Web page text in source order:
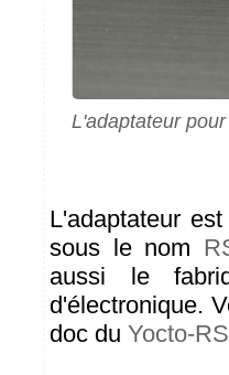
L'adaptateur
L'adaptateur
sous le nom
aussi le
d'électronique.
doc du Yocto-